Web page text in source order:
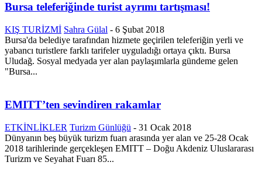
Bursa teleferiğinde turist ayrımı tartışması!
KIŞ TURİZMİ Sahra Gülal - 6 Şubat 2018
Bursa'da belediye tarafından hizmete geçirilen teleferiğin yerli ve
yabancı turistlere farklı tarifeler uyguladığı ortaya çıktı. Bursa
Uludağ. Sosyal medyada yer alan paylaşımlarla gündeme gelen
"Bursa...
EMITT’ten sevindiren rakamlar
ETKİNLİKLER Turizm Günlüğü - 31 Ocak 2018
Dünyanın beş büyük turizm fuarı arasında yer alan ve 25-28 Ocak
2018 tarihlerinde gerçekleşen EMITT – Doğu Akdeniz Uluslararası
Turizm ve Seyahat Fuarı 85...